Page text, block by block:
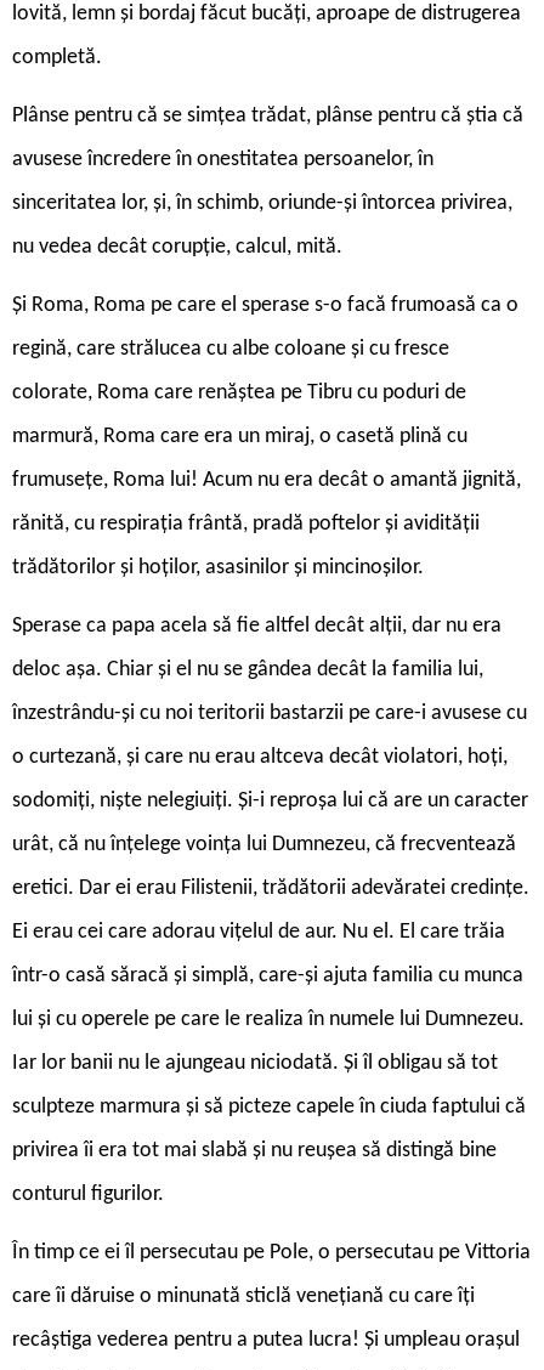
lovită, lemn și bordaj făcut bucăți, aproape de distrugerea
completă.
Plânse pentru că se simțea trădat, plânse pentru că știa că
avusese încredere în onestitatea persoanelor, în
sinceritatea lor, și, în schimb, oriunde-și întorcea privirea,
nu vedea decât corupție, calcul, mită.
Și Roma, Roma pe care el sperase s-o facă frumoasă ca o
regină, care strălucea cu albe coloane și cu fresce
colorate, Roma care renăștea pe Tibru cu poduri de
marmură, Roma care era un miraj, o casetă plină cu
frumusețe, Roma lui! Acum nu era decât o amantă jignită,
rănită, cu respirația frântă, pradă poftelor și avidității
trădătorilor și hoților, asasinilor și mincinoșilor.
Sperase ca papa acela să fie altfel decât alții, dar nu era
deloc așa. Chiar și el nu se gândea decât la familia lui,
înzestrându-și cu noi teritorii bastarzii pe care-i avusese cu
o curtezană, și care nu erau altceva decât violatori, hoți,
sodomiți, niște nelegiuiți. Și-i reproșa lui că are un caracter
urât, că nu înțelege voința lui Dumnezeu, că frecventează
eretici. Dar ei erau Filistenii, trădătorii adevăratei credințe.
Ei erau cei care adorau vițelul de aur. Nu el. El care trăia
într-o casă săracă și simplă, care-și ajuta familia cu munca
lui și cu operele pe care le realiza în numele lui Dumnezeu.
Iar lor banii nu le ajungeau niciodată. Și îl obligau să tot
sculpteze marmura și să picteze capele în ciuda faptului că
privirea îi era tot mai slabă și nu reușea să distingă bine
conturul figurilor.
În timp ce ei îl persecutau pe Pole, o persecutau pe Vittoria
care îi dăruise o minunată sticlă venețiană cu care îți
recâștiga vederea pentru a putea lucra! Și umpleau orașul